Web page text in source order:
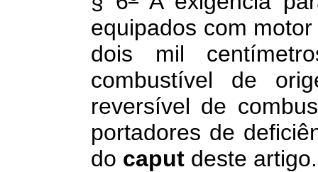
equipados com
dois mil
combustível de
reversível de
portadores de
do caput deste